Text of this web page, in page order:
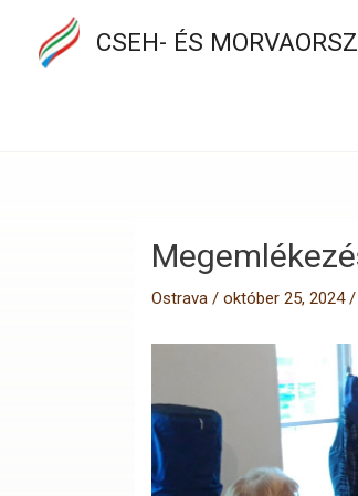
CSEH- ÉS
Ostrava /október 25, 2024/